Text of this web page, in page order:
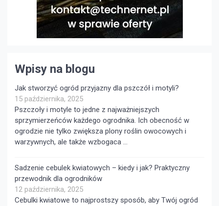
Wpisy na blogu
Jak stworzyć ogród przyjazny dla pszczół i motyli?
15 października, 2025
Pszczoły i motyle to jedne z najważniejszych
sprzymierzeńców każdego ogrodnika. Ich obecność w
ogrodzie nie tylko zwiększa plony roślin owocowych i
warzywnych, ale także wzbogaca …
Sadzenie cebulek kwiatowych – kiedy i jak? Praktyczny
przewodnik dla ogrodników
12 października, 2025
Cebulki kwiatowe to najprostszy sposób, aby Twój ogród